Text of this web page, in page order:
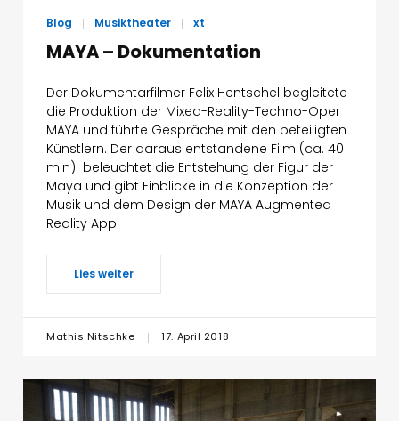
Impressum
© 1996-2026 Mathis Nitschke. All rights reserved.
Blog Musiktheater xt
MAYA – Dokumentation
Der Dokumentarfilmer Felix Hentschel begleitete
die Produktion der Mixed-Reality-Techno-Oper
MAYA und führte Gespräche mit den beteiligten
Künstlern. Der daraus entstandene Film (ca. 40
min) beleuchtet die Entstehung der Figur der
Maya und gibt Einblicke in die Konzeption der
Musik und dem Design der MAYA Augmented
Reality App.
Lies weiter
Mathis Nitschke 17. April 2018